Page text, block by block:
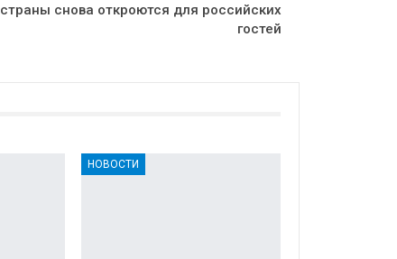
страны снова откроются для российских
гостей
НОВОСТИ